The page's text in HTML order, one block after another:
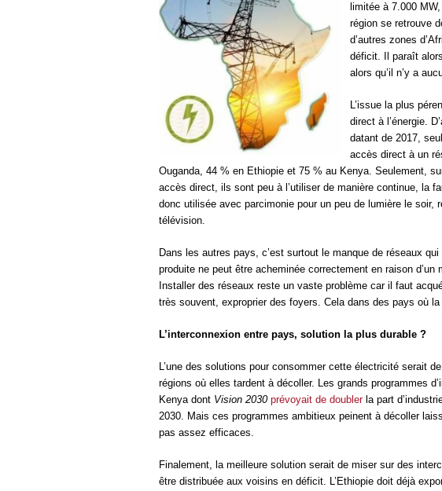
limitée à 7.000 MW,
région se retrouve
d’autres zones
déficit. Il paraît
alors qu’il n’y a
L’issue la plus
direct à l’énergie.
datant de 2017,
accès direct à un
Ouganda, 44 % en Ethiopie et 75 % au Kenya. Seulement,
accès direct, ils sont peu à l’utiliser de manière continue, la
donc utilisée avec parcimonie pour un peu de lumière le soir,
télévision.
Dans les autres pays, c’est surtout le manque de réseaux
produite ne peut être acheminée correctement en raison d’un
Installer des réseaux reste un vaste problème car il faut
très souvent, exproprier des foyers. Cela dans des pays où
L’interconnexion entre pays, solution la plus durable ?
L’une des solutions pour consommer cette électricité serait
régions où elles tardent à décoller. Les grands programmes
Kenya dont Vision 2030 prévoyait de doublerla part
2030. Mais ces programmes ambitieux peinent à décoller
pas assez efficaces.
Finalement, la meilleure solution serait de miser sur des
être distribuée aux voisins en déficit. L’Ethiopie doit déjà